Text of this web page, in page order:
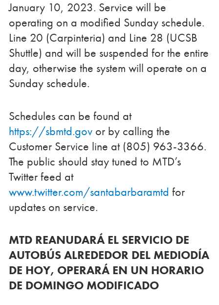
January 10, 2023. Service will be
operating on a modified Sunday schedule.
Line 20 (Carpinteria) and Line 28 (UCSB
Shuttle) and will be suspended for the entire
day, otherwise the system will operate on a
Sunday schedule.
Schedules can be found at
https://sbmtd.gov or by calling the
Customer Service line at (805) 963-3366.
The public should stay tuned to MTD’s
Twitter feed at
www.twitter.com/santabarbaramtd for
updates on service.
MTD REANUDARÁ EL SERVICIO DE
AUTOBÚS ALREDEDOR DEL MEDIODÍA
DE HOY, OPERARÁ EN UN HORARIO
DE DOMINGO MODIFICADO